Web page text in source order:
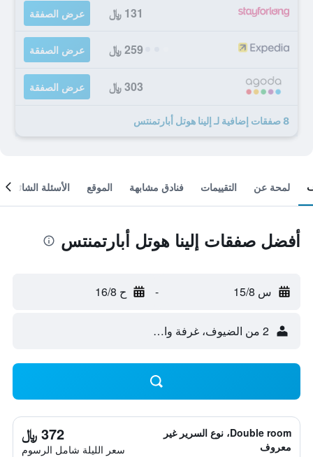
131 ﷼ عرض الصفقة
259 ﷼ عرض الصفقة
303 ﷼ عرض الصفقة
8 صفقات إضافية لـ إلينا هوتل أبارتمنتس
لمحة عن التقييمات فنادق مشابهة الموقع الأسئلة الشائعة
أفضل صفقات إلينا هوتل أبارتمنتس
س 15/8 - ح 16/8
2 من الضيوف، غرفة واحدة
Double room، نوع السرير غير
معروف
372 ﷼
سعر الليلة شامل الرسوم